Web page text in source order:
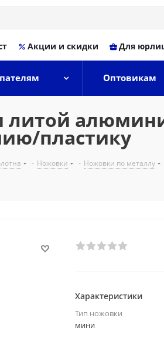
Акции и скидки Для
Оптовикам
пластику
- Ножовки - Ножовки по металлу
Характеристики
Тип ножовки
мини